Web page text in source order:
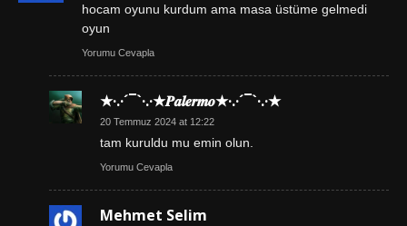
hocam oyunu kurdum ama masa üstüme gelmedi
oyun
Yorumu Cevapla
★·.·´¯`·.·★𝑷𝒂𝒍𝒆𝒓𝒎𝒐★·.·´¯`·.·★
20 Temmuz 2024 at 12:22
tam kuruldu mu emin olun.
Yorumu Cevapla
Mehmet Selim